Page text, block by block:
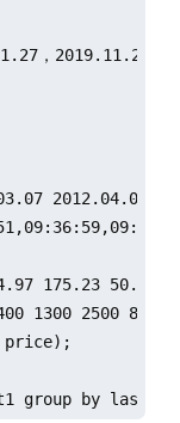
，2019.11.24在
2012.04.08
175.23 50.76
1300 2500 8800
price);
by